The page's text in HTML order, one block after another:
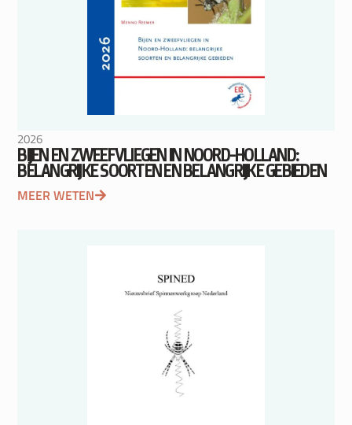
2026
BIJEN EN ZWEEFVLIEGEN IN NOORD-HOLLAND:
BELANGRIJKE SOORTEN EN BELANGRIJKE GEBIEDEN
MEER WETEN